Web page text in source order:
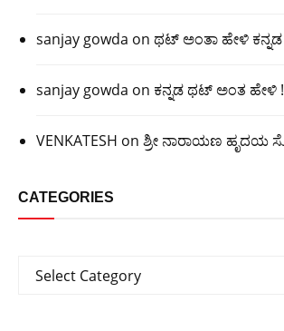
sanjay gowda on ಥಟ್ ಅಂತಾ ಹೇಳಿ
sanjay gowda on ಕನ್ನಡ ಥಟ್ ಅಂತ ಹೇಳಿ !
VENKATESH on ಶ್ರೀ ನಾರಾಯಣ ಹೃದಯ
CATEGORIES
Categories
Select Category